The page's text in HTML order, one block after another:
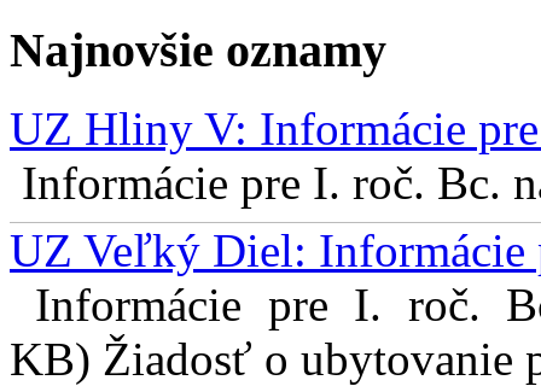
Najnovšie oznamy
UZ Hliny V: Informácie
Informácie pre I. roč. Bc.
UZ Veľký Diel: Informácie
Informácie pre I. roč.
KB) Žiadosť o ubytovanie